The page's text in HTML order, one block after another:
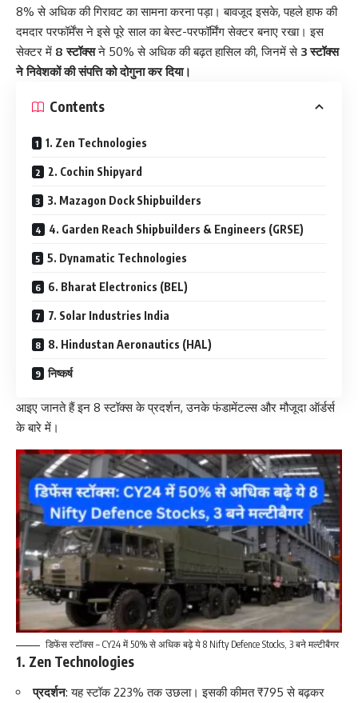
8% से अधिक की गिरावट का सामना करना पड़ा। बावजूद इसके, पहले हाफ की
दमदार परफॉर्मेंस ने इसे पूरे साल का बेस्ट-परफॉर्मिंग सेक्टर बनाए रखा। इस
सेक्टर में 8 स्टॉक्सने 50% से अधिक की बढ़त हासिल की, जिनमें से 3 स्टॉक्स
ने निवेशकों की संपत्ति को दोगुना कर दिया।
Contents
1. Zen Technologies
2. Cochin Shipyard
3. Mazagon Dock Shipbuilders
4. Garden Reach Shipbuilders & Engineers (GRSE)
5. Dynamatic Technologies
6. Bharat Electronics (BEL)
7. Solar Industries India
8. Hindustan Aeronautics (HAL)
निष्कर्ष
आइए जानते हैं इन 8 स्टॉक्स के प्रदर्शन, उनके फंडामेंटल्स और मौजूदा ऑर्डर्स
के बारे में।
डिफेंस स्टॉक्स – CY24 में 50% से अधिक बढ़े ये 8 Nifty Defence Stocks, 3 बने मल्टीबैगर
1. Zen Technologies
प्रदर्शन: यह स्टॉक 223% तक उछला। इसकी कीमत ₹795 से बढ़कर